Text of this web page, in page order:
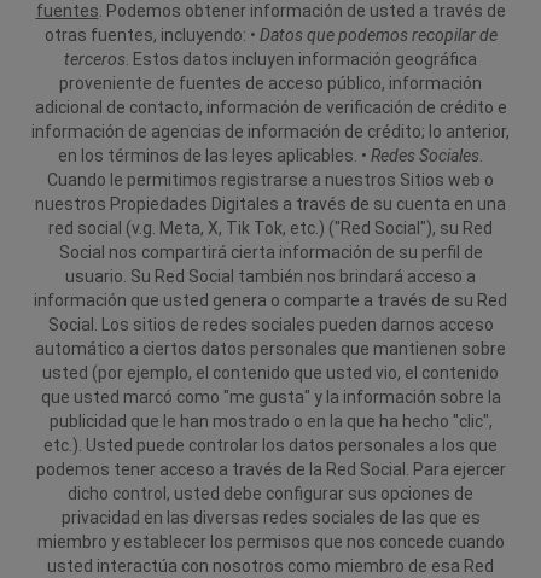
fuentes . Podemos obtener información de usted a través de
otras fuentes, incluyendo: • Datos que podemos recopilar de
terceros . Estos datos incluyen información geográfica
proveniente de fuentes de acceso público, información
adicional de contacto, información de verificación de crédito e
información de agencias de información de crédito; lo anterior,
en los términos de las leyes aplicables. • Redes Sociales
Cuando le permitimos registrarse a nuestros Sitios web o
nuestros Propiedades Digitales a través de su cuenta en una
red social (v.g. Meta, X, Tik Tok, etc.) ("Red Social"), su Red
Social nos compartirá cierta información de su perfil de
usuario. Su Red Social también nos brindará acceso a
información que usted genera o comparte a través de su Red
Social. Los sitios de redes sociales pueden darnos acceso
automático a ciertos datos personales que mantienen sobre
usted (por ejemplo, el contenido que usted vio, el contenido
que usted marcó como "me gusta" y la información sobre la
publicidad que le han mostrado o en la que ha hecho "clic",
etc.). Usted puede controlar los datos personales a los que
podemos tener acceso a través de la Red Social. Para ejercer
dicho control, usted debe configurar sus opciones de
privacidad en las diversas redes sociales de las que es
miembro y establecer los permisos que nos concede cuando
usted interactúa con nosotros como miembro de esa Red